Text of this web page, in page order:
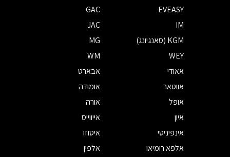
EVEASY
GAC
IM
JAC
KGM (סאנגיונג)
MG
WEY
WM
אאודי
אבארט
אווטאר
אומודה
אופל
אורה
איון
אייווייס
אינפיניטי
איסוזו
אלפא רומיאו
אלפין